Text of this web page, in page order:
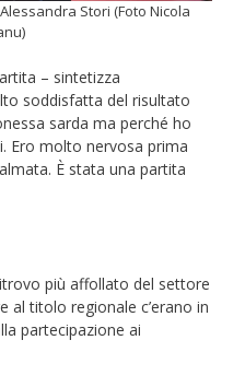
Stori (Foto Nicola
– sintetizza
soddisfatta del risultato
sarda ma perché ho
Ero molto nervosa prima
È stata una partita
più affollato del settore
al titolo regionale c’erano in
partecipazione ai